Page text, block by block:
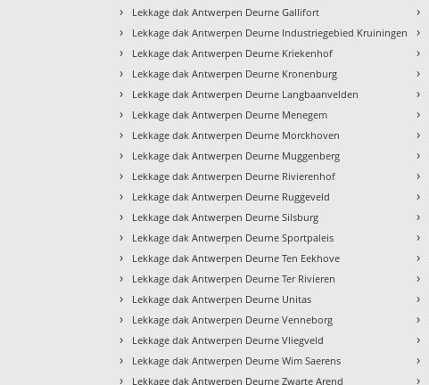
› Lekkage dak Antwerpen Deurne Gallifort
› Lekkage dak Antwerpen Deurne Industriegebied Kruiningen
› Lekkage dak Antwerpen Deurne Kriekenhof
› Lekkage dak Antwerpen Deurne Kronenburg
› Lekkage dak Antwerpen Deurne Langbaanvelden
› Lekkage dak Antwerpen Deurne Menegem
› Lekkage dak Antwerpen Deurne Morckhoven
› Lekkage dak Antwerpen Deurne Muggenberg
› Lekkage dak Antwerpen Deurne Rivierenhof
› Lekkage dak Antwerpen Deurne Ruggeveld
› Lekkage dak Antwerpen Deurne Silsburg
› Lekkage dak Antwerpen Deurne Sportpaleis
› Lekkage dak Antwerpen Deurne Ten Eekhove
› Lekkage dak Antwerpen Deurne Ter Rivieren
› Lekkage dak Antwerpen Deurne Unitas
› Lekkage dak Antwerpen Deurne Venneborg
› Lekkage dak Antwerpen Deurne Vliegveld
› Lekkage dak Antwerpen Deurne Wim Saerens
› Lekkage dak Antwerpen Deurne Zwarte Arend
›
›
›
›
›
›
›
›
›
›
›
›
›
›
›
›
›
›
›